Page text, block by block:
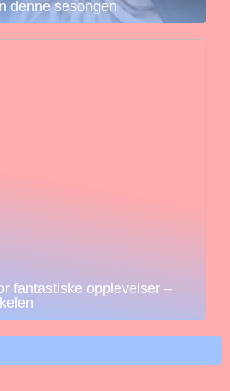
denne sesongen
fantastiske opplevelser –